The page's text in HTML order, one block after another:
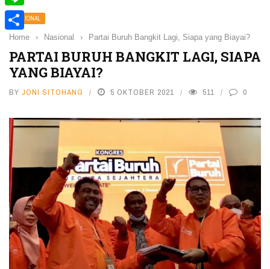
NASIONAL
Home › Nasional › Partai Buruh Bangkit Lagi, Siapa yang Biayai?
PARTAI BURUH BANGKIT LAGI, SIAPA
YANG BIAYAI?
BY JONI SITOHANG 5 OKTOBER 2021 511 0
Line
Share